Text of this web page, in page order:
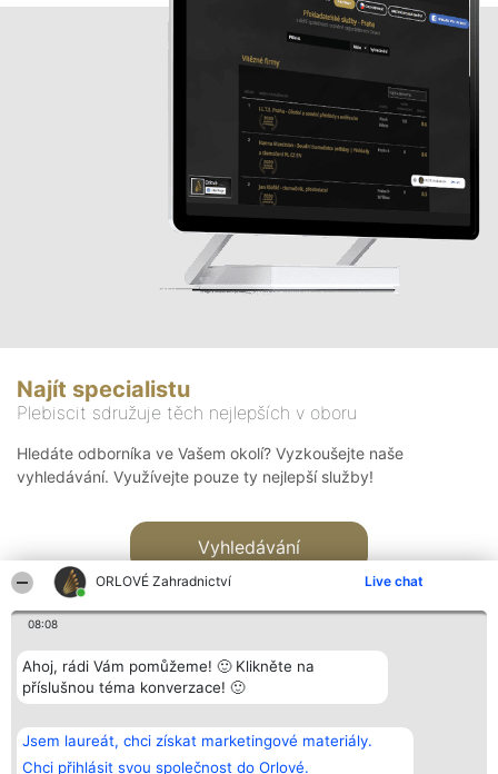
ORLOVÉ Zahradnictví Live chat
08:08
Ahoj, rádi Vám pomůžeme! 🙂 Klikněte na
příslušnou téma konverzace! 🙂
Jsem laureát, chci získat marketingové materiály.
Chci přihlásit svou společnost do Orlové.
Najít specialistu
Plebiscit sdružuje těch nejlepších v oboru
Hledáte odborníka ve Vašem okolí? Vyzkoušejte naše
vyhledávání. Využívejte pouze ty nejlepší služby!
Vyhledávání
Bright Side Solutions sp. z o.
o. sp. k.
ul. Ruska 22
Vítězové
Seznam všech
laureátů
Kontakt